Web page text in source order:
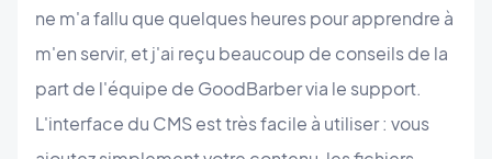
ne m'a fallu que quelques heures pour apprendre à
m'en servir, et j'ai reçu beaucoup de conseils de la
part de l'équipe de GoodBarber via le support.
L'interface du CMS est très facile à utiliser : vous